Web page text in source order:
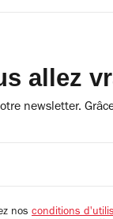
allez
newsletter.
nos conditions